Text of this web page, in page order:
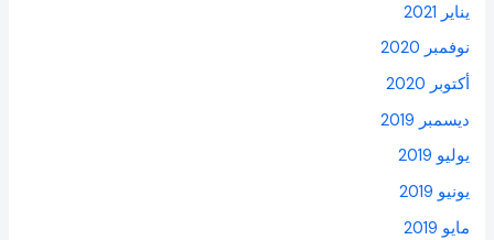
يناير 2021
نوفمبر 2020
أكتوبر 2020
ديسمبر 2019
يوليو 2019
يونيو 2019
مايو 2019